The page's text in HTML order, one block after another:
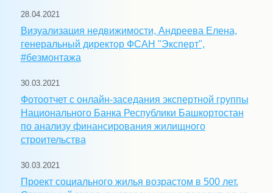
28.04.2021
Визуализация недвижимости, Андреева Елена,
генеральный директор ФСАН "Эксперт",
#безмонтажа
30.03.2021
Фотоотчет с онлайн-заседания экспертной группы
Национального Банка Республики Башкортостан
по анализу финансирования жилищного
строительства
30.03.2021
Проект социального жилья возрастом в 500 лет.